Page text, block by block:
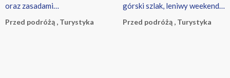
oraz zasadami
Przed podróżą , Turystyka
górski szlak, leniwy weekend
miasta, w którym historia
Przed podróżą , Turystyka